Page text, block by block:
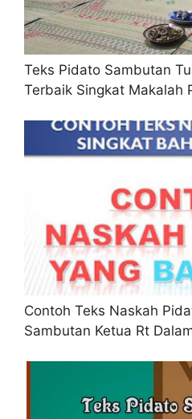
Teks Pidato Sambutan
Terbaik Singkat Makalah
Contoh Teks Naskah
Sambutan Ketua Rt